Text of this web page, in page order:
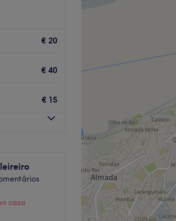
Go to venue€ 20
€ 40
€ 15
casa